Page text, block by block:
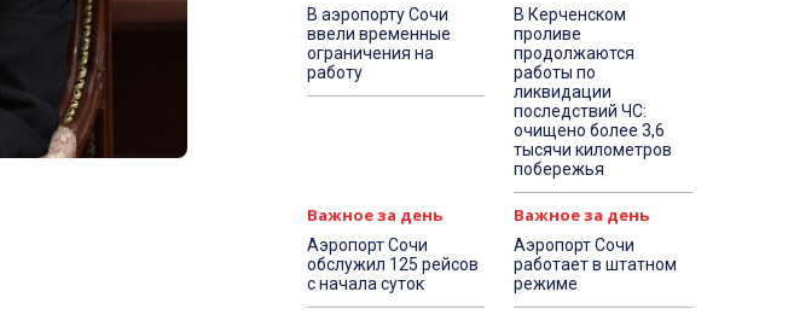
В аэропорту Сочи
ввели временные
ограничения на
работу
В Керченском
проливе
продолжаются
работы по
ликвидации
последствий ЧС:
очищено более 3,6
тысячи километров
побережья
Важное за день
Аэропорт Сочи
обслужил 125 рейсов
с начала суток
Важное за день
Аэропорт Сочи
работает в штатном
режиме